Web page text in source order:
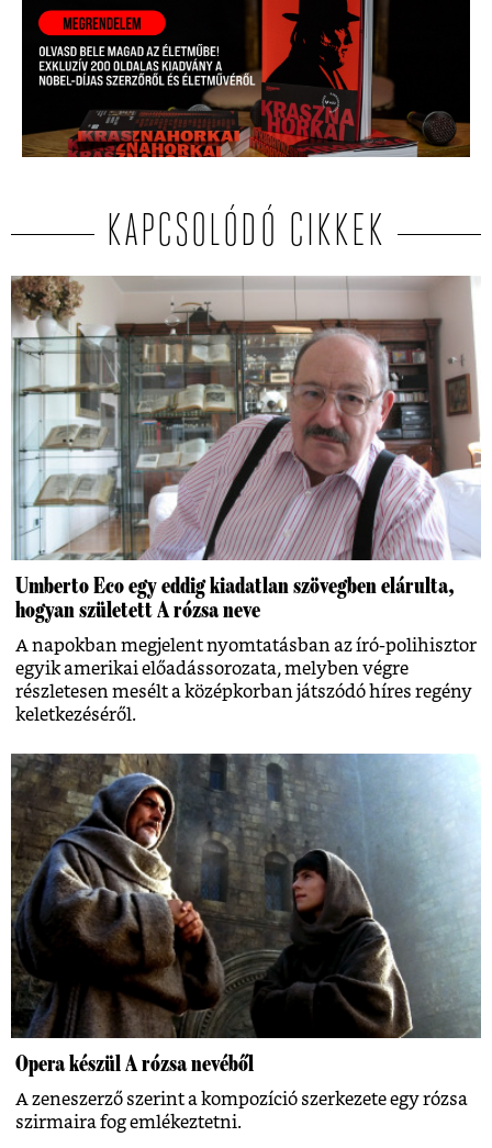
KAPCSOLÓDÓ CIKKEK
Umberto Eco egy eddig kiadatlan szövegben elárulta,
hogyan született A rózsa neve
A napokban megjelent nyomtatásban az író-polihisztor
egyik amerikai előadássorozata, melyben végre
részletesen mesélt a középkorban játszódó híres regény
keletkezéséről.
Opera készül A rózsa nevéből
A zeneszerző szerint a kompozíció szerkezete egy rózsa
szirmaira fog emlékeztetni.